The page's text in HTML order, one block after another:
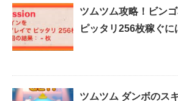
ツムツム攻略！ビン
ピッタリ256枚稼ぐに
ツムツム ダンボのス